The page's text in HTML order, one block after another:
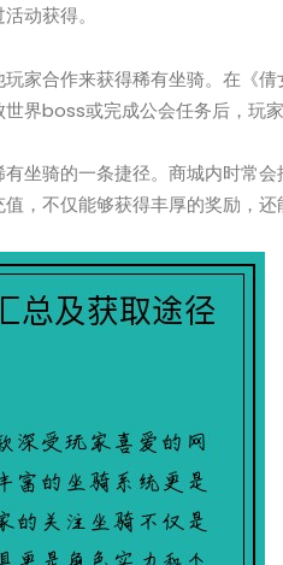
动获得。
家合作来获得稀有坐骑。在《
界boss或完成公会任务后，玩
坐骑的一条捷径。商城内时常
，不仅能够获得丰厚的奖励，